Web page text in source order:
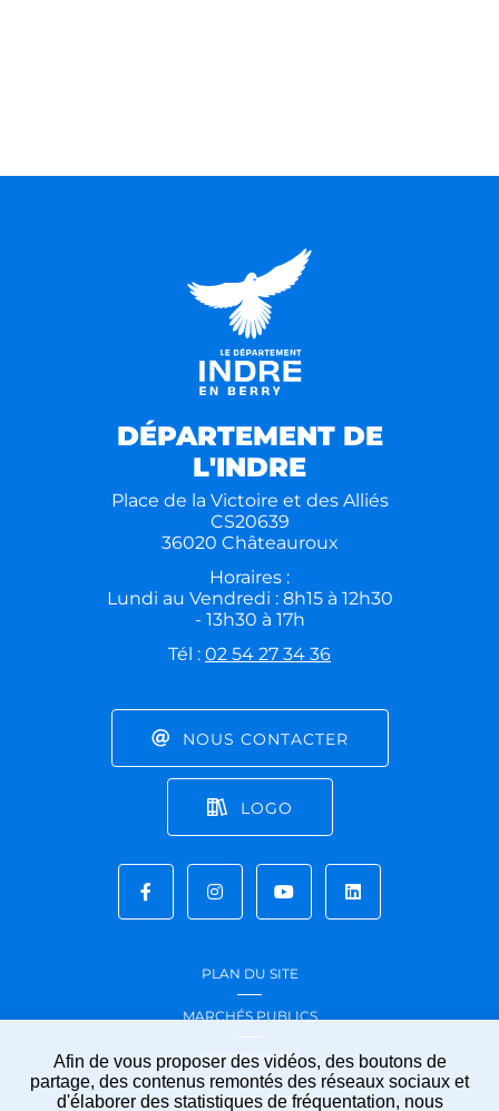
Afin de vous proposer des vidéos, des boutons de
partage, des contenus remontés des réseaux sociaux et
d'élaborer des statistiques de fréquentation, nous
DÉPARTEMENT DE
L'INDRE
Place de la Victoire et des Alliés
CS20639
36020 Châteauroux
Horaires :
Lundi au Vendredi : 8h15 à 12h30
- 13h30 à 17h
Tél : 02 54 27 34 36
NOUS CONTACTER
LOGO
PLAN DU SITE
MARCHÉS PUBLICS
ACCESSIBILITÉ
MENTIONS LÉGALES